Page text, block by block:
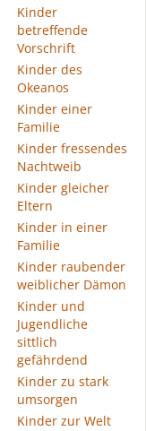
Kinder
betreffende
Vorschrift
Kinder des
Okeanos
Kinder einer
Familie
Kinder fressendes
Nachtweib
Kinder gleicher
Eltern
Kinder in einer
Familie
Kinder raubender
weiblicher Dämon
Kinder und
Jugendliche
sittlich
gefährdend
Kinder zu stark
umsorgen
Kinder zur Welt